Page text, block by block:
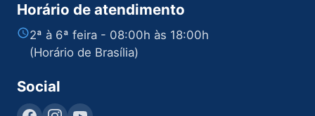
Horário de atendimento
2ª à 6ª feira - 08:00h às 18:00h
(Horário de Brasília)
Social